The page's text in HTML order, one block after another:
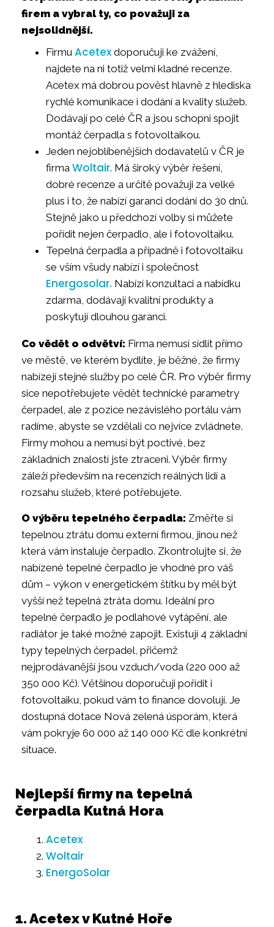
firem a vybral ty, co považuji za
nejsolidnější.
Firmu Acetex doporučuji ke zvážení,
najdete na ni totiž velmi kladné recenze.
Acetex má dobrou pověst hlavně z hlediska
rychlé komunikace i dodání a kvality služeb.
Dodávají po celé ČR a jsou schopni spojit
montáž čerpadla s fotovoltaikou.
Jeden nejoblíbenějších dodavatelů v ČR je
firma Woltair. Má široký výběr řešení,
dobré recenze a určitě považuji za velké
plus i to, že nabízí garanci dodání do 30 dnů.
Stejně jako u předchozí volby si můžete
pořídit nejen čerpadlo, ale i fotovoltaiku.
Tepelná čerpadla a případně i fotovoltaiku
se vším všudy nabízí i společnost
Energosolar. Nabízí konzultaci a nabídku
zdarma, dodávají kvalitní produkty a
poskytují dlouhou garanci.
Co vědět o odvětví: Firma nemusí sídlit přímo
ve městě, ve kterém bydlíte, je běžné, že firmy
nabízejí stejné služby po celé ČR. Pro výběr firmy
sice nepotřebujete vědět technické parametry
čerpadel, ale z pozice nezávislého portálu vám
radíme, abyste se vzdělali co nejvíce zvládnete.
Firmy mohou a nemusí být poctivé, bez
základních znalostí jste ztraceni. Výběr firmy
záleží především na recenzích reálných lidí a
rozsahu služeb, které potřebujete.
O výběru tepelného čerpadla: Změřte si
tepelnou ztrátu domu externí firmou, jinou než
která vám instaluje čerpadlo. Zkontrolujte si, že
nabízené tepelné čerpadlo je vhodné pro váš
dům – výkon v energetickém štítku by měl být
vyšší než tepelná ztráta domu. Ideální pro
tepelné čerpadlo je podlahové vytápění, ale
radiátor je také možné zapojit. Existují 4 základní
typy tepelných čerpadel, přičemž
nejprodávanější jsou vzduch/voda (220 000 až
350 000 Kč). Většinou doporučuji pořídit i
fotovoltaiku, pokud vám to finance dovolují. Je
dostupná dotace Nová zelená úsporám, která
vám pokryje 60 000 až 140 000 Kč dle konkrétní
situace.
Nejlepší firmy na tepelná
čerpadla Kutná Hora
Acetex
Woltair
EnergoSolar
1. Acetex v Kutné Hoře